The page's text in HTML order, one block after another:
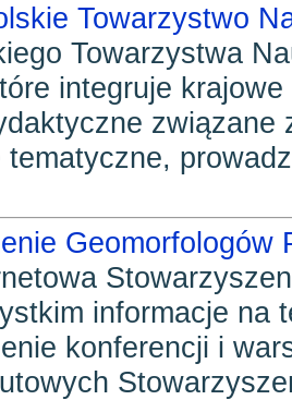
Towarzystwo
Towarzystwa
integruje
związane
tematyczne,
Geomorfologów
informacje na
konferencji i